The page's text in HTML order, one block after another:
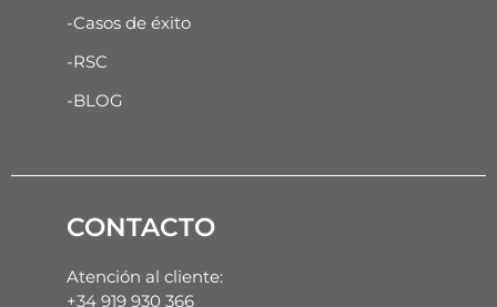
-Casos de éxito
-RSC
-BLOG
CONTACTO
Atención al cliente:
+34 919 930 366